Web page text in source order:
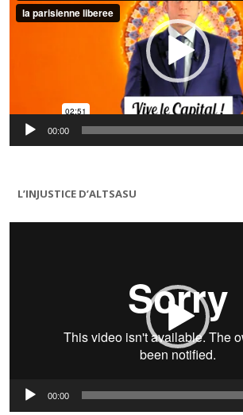
00:00
L’INJUSTICE D’ALTSASU
Lecteur
00:00